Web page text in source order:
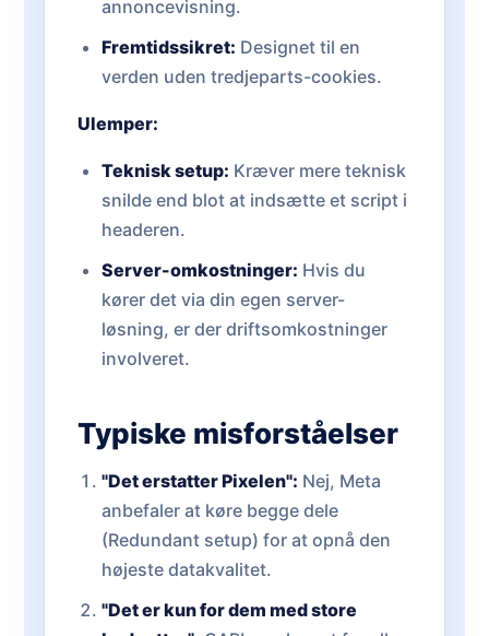
annoncevisning.
Fremtidssikret: Designet til en
verden uden tredjeparts-cookies.
Ulemper:
Teknisk setup: Kræver mere teknisk
snilde end blot at indsætte et script i
headeren.
Server-omkostninger: Hvis du
kører det via din egen server-
løsning, er der driftsomkostninger
involveret.
Typiske misforståelser
"Det erstatter Pixelen": Nej, Meta
anbefaler at køre begge dele
(Redundant setup) for at opnå den
højeste datakvalitet.
"Det er kun for dem med store